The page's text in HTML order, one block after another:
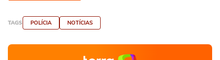
TAGS POLÍCIA NOTÍCIAS